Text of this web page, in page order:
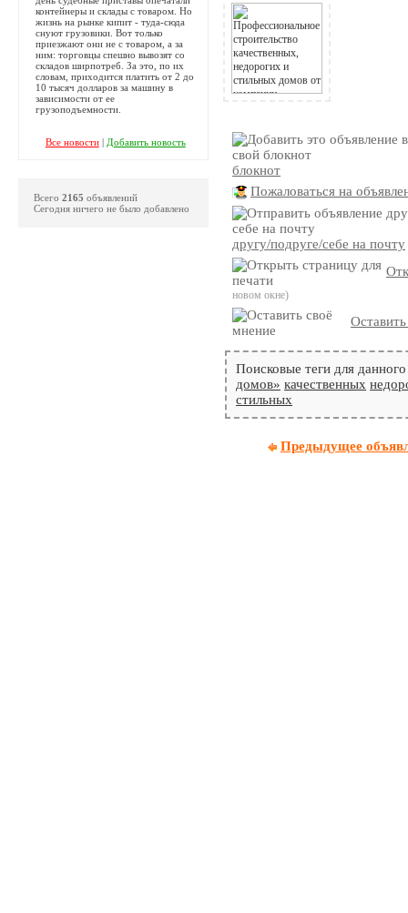
блокнот
Пожаловаться на
другу/подруге/себе на почту
новом окне)
Поисковые теги для
домов» качественных
стильных
Предыдущее
контейнеры и склады с товаром. Но
жизнь на рынке кипит - туда-сюда
снуют грузовики. Вот только
приезжают они не с товаром, а за
ним: торговцы спешно вывозят со
складов ширпотреб. За это, по их
словам, приходится платить от 2 до
10 тысяч долларов за машину в
зависимости от ее
грузоподъемности.
Все новости| Добавить новость
Всего 2165 объявлений
Сегодня ничего не было добавлено